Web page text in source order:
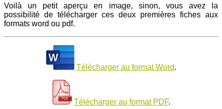
Voilà un petit aperçu en image, sinon, vous avez la
possibilité de télécharger ces deux premières fiches aux
formats word ou pdf.
Télécharger au format Word.
Télécharger au format PDF.